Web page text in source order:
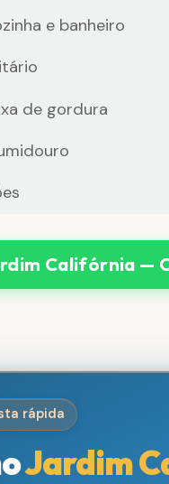
e banheiro
de gordura
Califórnia —
rápida
Jardim